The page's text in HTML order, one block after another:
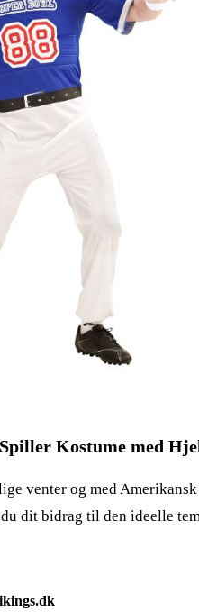
Kostume med
venter og med
dit bidrag til den ideelle